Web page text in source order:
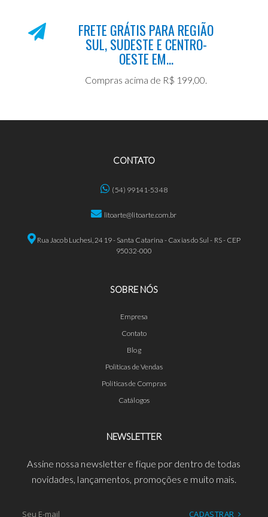
FRETE GRÁTIS PARA REGIÃO
SUL, SUDESTE E CENTRO-
OESTE EM...
Compras acima de R$ 199,00.
CONTATO
(54) 99141-5348
litoarte@litoarte.com.br
Rua Jacob Luchesi, 2419 - Santa Catarina - Caxias do Sul - RS - CEP
95032-000
SOBRE NÓS
Empresa
Contato
Blog
Políticas de Vendas
Políticas de Compras
Catálogos
NEWSLETTER
Assine nossa newsletter e fique por dentro de todas
novidades, lançamentos, promoções e muito mais.
CADASTRAR